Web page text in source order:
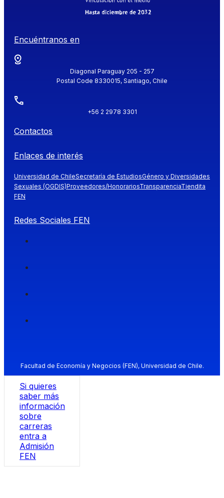
Encuéntranos en
Diagonal Paraguay 205 - 257
Postal Code 8330015, Santiago, Chile
+56 2 2978 3301
Contactos
Enlaces de interés
Universidad de ChileSecretaría de EstudiosGénero y Diversidades
Sexuales (OGDIS)Proveedores/HonorariosTransparenciaTiendita
FEN
Redes Sociales FEN
Facultad de Economía y Negocios (FEN), Universidad de Chile.
Si quieres
saber más
información
sobre
carreras
entra a
Admisión
FEN